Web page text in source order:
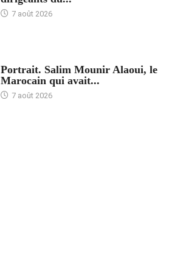
7 août 2026
Portrait. Salim Mounir Alaoui, le
Marocain qui avait...
7 août 2026